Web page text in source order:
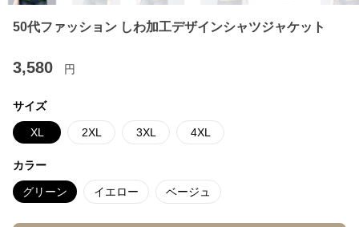
50代ファッション しわ加工デザインシャツジャケット
3,580 円
サイズ
XL 2XL 3XL 4XL
カラー
グリーン イエロー ベージュ